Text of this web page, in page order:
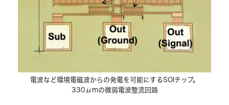
電波など環境電磁波からの発電を可能にするSOIチップ。
330μmの微弱電波整流回路